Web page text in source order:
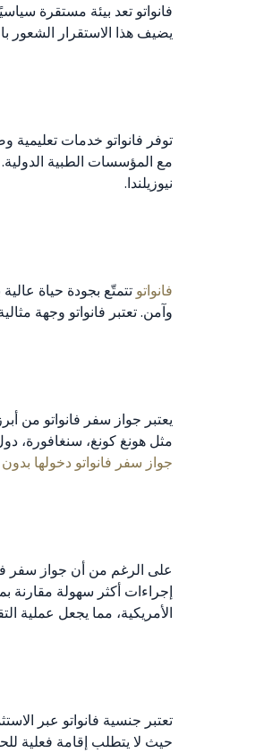
فانواتو تعد بيئة مستقرة
يضيف هذا الاستقرار الشعور
توفر فانواتو خدمات
مع المؤسسات الطبية
نيوزيلندا.
فانواتو تتمتّع بجودة حياة
وآمن. تعتبر فانواتو وجهة
مثل هونغ كونغ، سنغافورة،
جواز سفر فانواتو دخولها
على الرغم من أن جواز سفر
إجراءات أكثر سهولة مقارنة
الأمريكية، مما يجعل عملية
حيث لا يتطلب إقامة فعلية